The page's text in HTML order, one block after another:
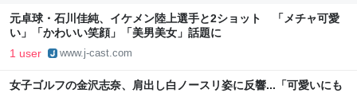
元卓球・石川佳純、イケメン陸上選手と2ショット 「メチャ可愛
い」「かわいい笑顔」「美男美女」話題に
1 user www.j-cast.com
女子ゴルフの金沢志奈、肩出し白ノースリ姿に反響...「可愛いにも